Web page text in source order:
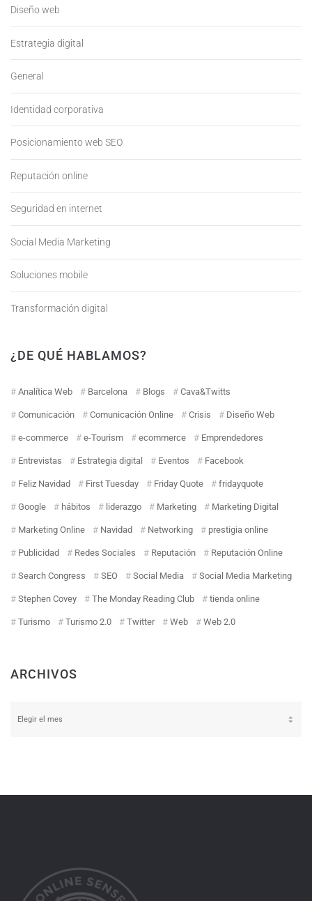
Diseño web
Estrategia digital
General
Identidad corporativa
Posicionamiento web SEO
Reputación online
Seguridad en internet
Social Media Marketing
Soluciones mobile
Transformación digital
¿DE QUÉ HABLAMOS?
Analítica Web Barcelona Blogs Cava&Twitts
Comunicación Comunicación Online Crisis Diseño Web
e-commerce e-Tourism ecommerce Emprendedores
Entrevistas Estrategia digital Eventos Facebook
Feliz Navidad First Tuesday Friday Quote fridayquote
Google hábitos liderazgo Marketing Marketing Digital
Marketing Online Navidad Networking prestigia online
Publicidad Redes Sociales Reputación Reputación Online
Search Congress SEO Social Media Social Media Marketing
Stephen Covey The Monday Reading Club tienda online
Turismo Turismo 2.0 Twitter Web Web 2.0
ARCHIVOS